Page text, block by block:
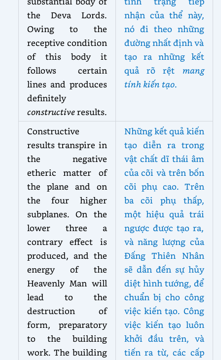
the Deva Lords.
Owing to the
receptive condition
of this body it
follows certain
lines and produces
definitely
constructiveresults.
nhận của thể này,
nó đi theo những
đường nhất định và
tạo ra những kết
quả rõ rệt mang
tính kiến tạo.
Constructive
results transpire in
the negative
etheric matter of
the plane and on
the four higher
subplanes. On the
lower three a
contrary effect is
produced, and the
energy of the
Heavenly Man will
lead to the
destruction of
form, preparatory
to the building
work. The building
Những kết quả kiến
tạo diễn ra trong
vật chất dĩ thái âm
của cõi và trên bốn
cõi phụ cao. Trên
ba cõi phụ thấp,
một hiệu quả trái
ngược được tạo ra,
và năng lượng của
Đấng Thiên Nhân
sẽ dẫn đến sự hủy
diệt hình tướng, để
chuẩn bị cho công
việc kiến tạo. Công
việc kiến tạo luôn
khởi đầu trên, và
tiến ra từ, các cấp